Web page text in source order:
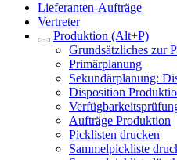
Lieferanten-Aufträge
Vertreter
Produktion (Alt+P)
Grundsätzliches zur
Primärplanung
Sekundärplanung:
Disposition
Aufträge Produktion
Picklisten drucken
Sammelpickliste